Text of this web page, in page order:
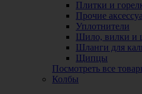
Плитки и
Прочие
Уплотнители
Шило, вилки и
Шланги для
Щипцы
Посмотреть все
Колбы